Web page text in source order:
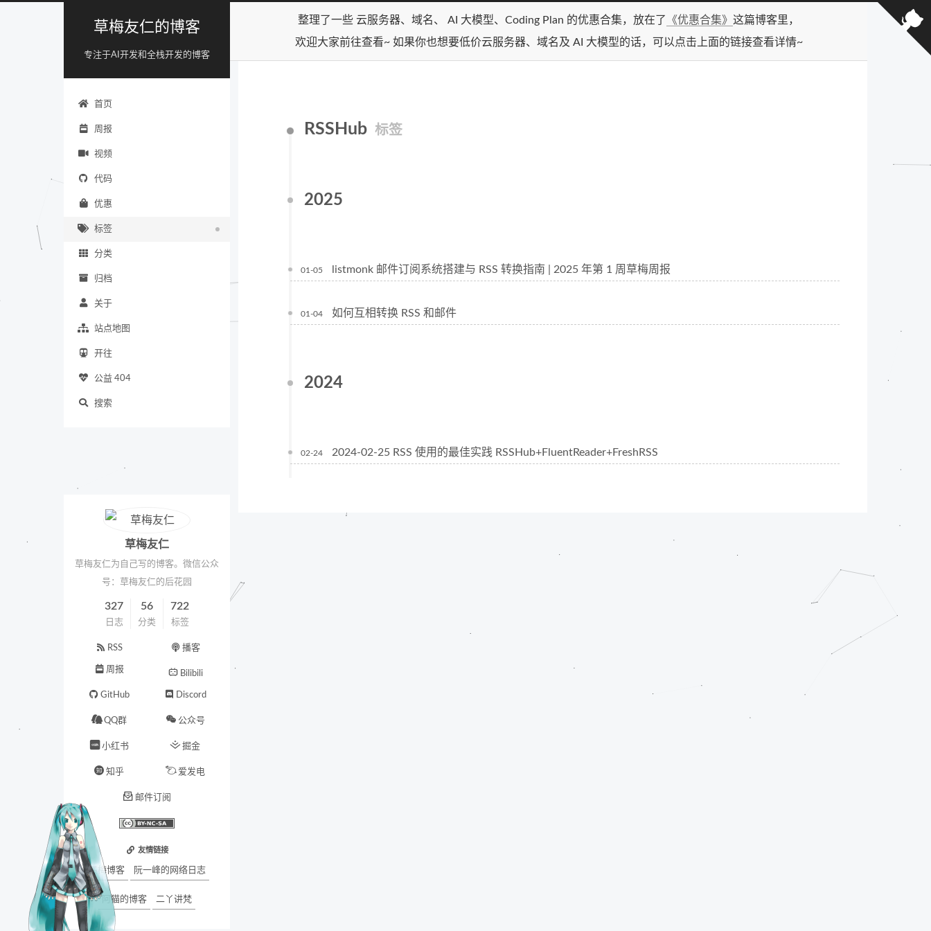
整理了一些 云服务器、域名、 AI 大模型、Coding Plan 的优惠合集，放在了 《优惠合集》 这篇博客里，
欢迎大家前往查看~ 如果你也想要低价云服务器、域名及 AI 大模型的话，可以点击上面的链接查看详情~
草梅友仁的博客
专注于AI开发和全栈开发的博客
首页
周报
视频
代码
优惠
标签
分类
归档
关于
站点地图
开往
公益 404
搜索
RSSHub 标签
2025
01-05 listmonk 邮件订阅系统搭建与 RSS 转换指南 | 2025 年第 1 周草梅周报
01-04 如何互相转换 RSS 和邮件
2024
02-24 2024-02-25 RSS 使用的最佳实践 RSSHub+FluentReader+FreshRSS
草梅友仁
草梅友仁为自己写的博客。微信公众
号：草梅友仁的后花园
327
日志
56
分类
722
标签
RSS 播客
周报 Bilibili
GitHub Discord
QQ群 公众号
小红书 掘金
知乎 爱发电
邮件订阅
友情链接
墨梅博客 阮一峰的网络日志
阿猫的博客 二丫讲梵